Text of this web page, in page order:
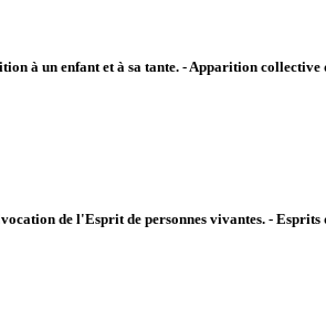
à un enfant et à sa tante. - Apparition collective
de l'Esprit de personnes vivantes. - Esprits